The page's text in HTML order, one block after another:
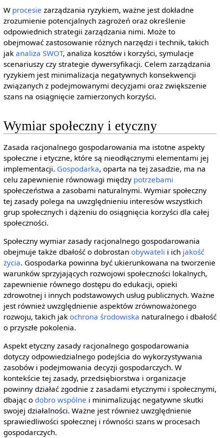
W procesie zarządzania ryzykiem, ważne jest dokładne
zrozumienie potencjalnych zagrożeń oraz określenie
odpowiednich strategii zarządzania nimi. Może to
obejmować zastosowanie różnych narzędzi i technik, takich
jak analiza SWOT, analiza kosztów i korzyści, symulacje
scenariuszy czy strategie dywersyfikacji. Celem zarządzania
ryzykiem jest minimalizacja negatywnych konsekwencji
związanych z podejmowanymi decyzjami oraz zwiększenie
szans na osiągnięcie zamierzonych korzyści.
Wymiar społeczny i etyczny
Zasada racjonalnego gospodarowania ma istotne aspekty
społeczne i etyczne, które są nieodłącznymi elementami jej
implementacji. Gospodarka, oparta na tej zasadzie, ma na
celu zapewnienie równowagi między potrzebami
społeczeństwa a zasobami naturalnymi. Wymiar społeczny
tej zasady polega na uwzględnieniu interesów wszystkich
grup społecznych i dążeniu do osiągnięcia korzyści dla całej
społeczności.
Społeczny wymiar zasady racjonalnego gospodarowania
obejmuje także dbałość o dobrostan obywateli i ich jakość
życia. Gospodarka powinna być ukierunkowana na tworzenie
warunków sprzyjających rozwojowi społeczności lokalnych,
zapewnienie równego dostępu do edukacji, opieki
zdrowotnej i innych podstawowych usług publicznych. Ważne
jest również uwzględnienie aspektów zrównoważonego
rozwoju, takich jak ochrona środowiska naturalnego i dbałość
o przyszłe pokolenia.
Aspekt etyczny zasady racjonalnego gospodarowania
dotyczy odpowiedzialnego podejścia do wykorzystywania
zasobów i podejmowania decyzji gospodarczych. W
kontekście tej zasady, przedsiębiorstwa i organizacje
powinny działać zgodnie z zasadami etycznymi i społecznymi,
dbając o dobro wspólne i minimalizując negatywne skutki
swojej działalności. Ważne jest również uwzględnienie
sprawiedliwości społecznej i równości szans w procesach
gospodarczych.